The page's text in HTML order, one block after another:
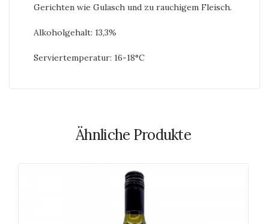
Gerichten wie Gulasch und zu rauchigem Fleisch.
Alkoholgehalt: 13,3%
Serviertemperatur: 16-18°C
Ähnliche Produkte